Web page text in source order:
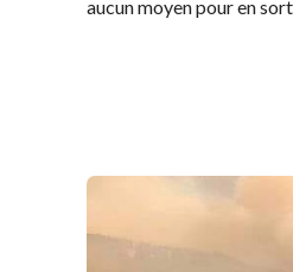
aucun moyen pour en